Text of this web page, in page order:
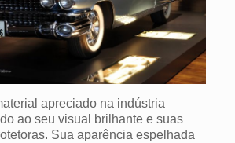
apreciado na indústria
ao seu visual brilhante e suas
Sua aparência espelhada